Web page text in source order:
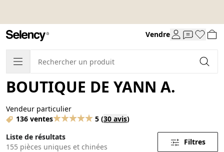
Vendre
BOUTIQUE DE YANN A.
Vendeur particulier
136 ventes
5 (30 avis)
Liste de résultats
155 pièces uniques et chinées
Filtres